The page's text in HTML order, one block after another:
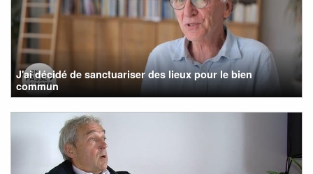
J'ai décidé de sanctuariser des lieux pour le bien
commun